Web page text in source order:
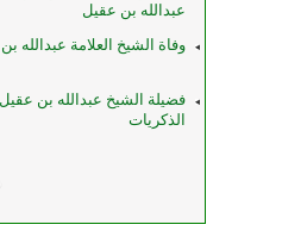
عبدالله بن عقيل
وفاة الشيخ العلامة عبدالله
فضيلة الشيخ عبدالله بن
الذكريات